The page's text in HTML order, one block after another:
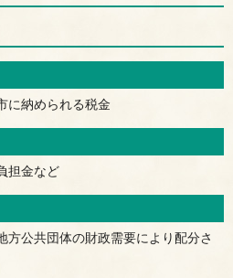
に納められる税金
担金など
方公共団体の財政需要により配分さ